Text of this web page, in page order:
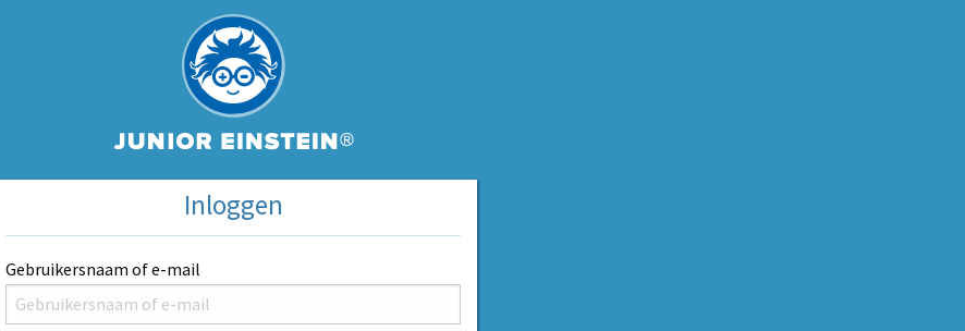
Inloggen
Gebruikersnaam of e-mail